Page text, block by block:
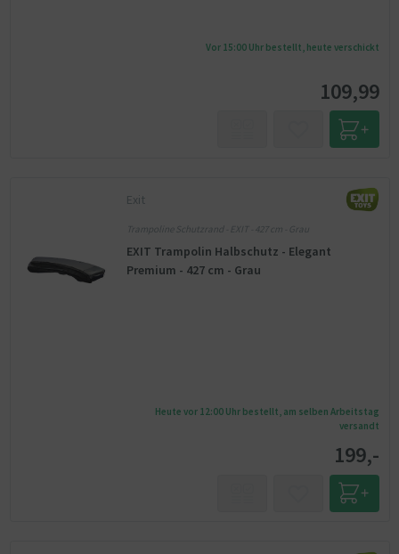
Vor 15:00 Uhr bestellt, heute verschickt
109,99
Exit
Trampoline Schutzrand - EXIT - 427 cm - Grau
EXIT Trampolin Halbschutz - Elegant
Premium - 427 cm - Grau
Heute vor 12:00 Uhr bestellt, am selben Arbeitstag
versandt
199,-